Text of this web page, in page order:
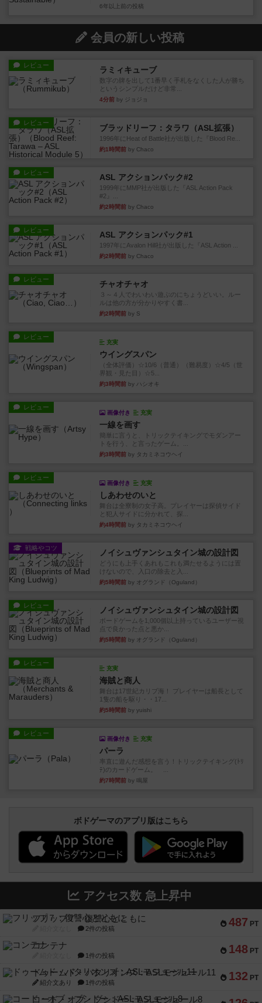
6年以上前 の投稿
会員の新しい投稿
レビュー ラミィキューブ
数字の牌を出して1番早く手札をなくした人が勝ち
というシンプルだけど非常...
4分前 by ジョジョ
レビュー
ブラッドリーフ：タラワ（ASL拡張）
1996年にHeat of Battle社が出版した『Blood Re...
約1時間前 by Chaco
レビュー ASL アクションパック#2
1999年にMMP社が出版した『ASL Action Pack
#2』...
約2時間前 by Chaco
レビュー ASL アクションパック#1
1997年にAvalon Hill社が出版した『ASL Action ...
約2時間前 by Chaco
レビュー チャオチャオ
３～４人でわいわい遊ぶのにちょうどいい。ルー
ルは他の方が分かりやすく書...
約2時間前 by S
レビュー
充実
ウイングスパン
（全体評価）☆10/6（普通）（難易度）☆4/5（世
界観・見た目）☆5...
約3時間前 by ハシオキ
レビュー
画像付き 充実
一線を画す
簡単に言うと、トリックテイキングでモダンアー
トを行う、と言ったゲーム。...
約3時間前 by タカミネコウヘイ
レビュー
画像付き 充実
しあわせのいと
舞台は全寮制の女子高。プレイヤーは探偵サイド
と犯人サイドに分かれて、探...
約4時間前 by タカミネコウヘイ
戦略やコツ ノイシュヴァンシュタイン城の設計図
どうにも上手くあれもこれも満たせるようには置
けないので、入口の除去と入...
約5時間前 by オグランド（Oguland）
レビュー ノイシュヴァンシュタイン城の設計図
ボードゲームを1,000個以上持っているユーザー視
点で良かった点と悪か...
約5時間前 by オグランド（Oguland）
レビュー
充実
海賊と商人
舞台は17世紀カリブ海！ プレイヤーは船長として
1隻の船を駆り・・17...
約5時間前 by yuishi
レビュー
画像付き 充実
パーラ
率直に遊んだ感想を言う！トリックテイキング(ﾄﾘ
ﾃ)のカードゲーム。 ...
約7時間前 by 鳴屋
ボドゲーマのアプリ版はこちら
アクセス数 急上昇中
487 PT
フリップ７：復讐心とともに
2件の投稿
148 PT
コンテナ
1件の投稿
132 PT
ドゥームド・バタリオンズ：ASLモジュール11
紹介文あり 1件の投稿
コード・オブ・ブシドー：ASLモジュール8